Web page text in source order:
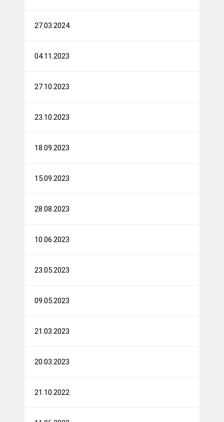
27.03.2024
04.11.2023
27.10.2023
23.10.2023
18.09.2023
15.09.2023
28.08.2023
10.06.2023
23.05.2023
09.05.2023
21.03.2023
20.03.2023
21.10.2022